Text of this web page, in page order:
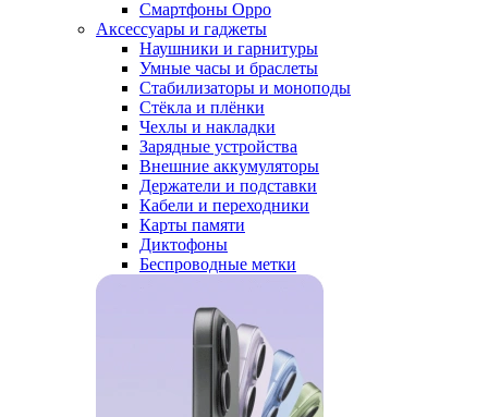
Смартфоны Oppo
Аксессуары и гаджеты
Наушники и гарнитуры
Умные часы и браслеты
Стабилизаторы и моноподы
Стёкла и плёнки
Чехлы и накладки
Зарядные устройства
Внешние аккумуляторы
Держатели и подставки
Кабели и переходники
Карты памяти
Диктофоны
Беспроводные метки